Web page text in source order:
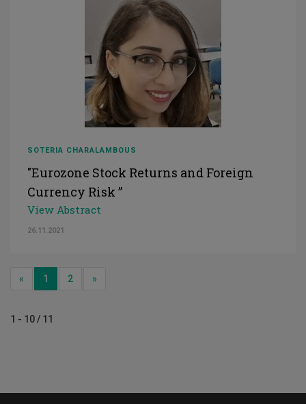
SOTERIA CHARALAMBOUS
"Eurozone Stock Returns and Foreign
Currency Risk ”
View Abstract
26.11.2021
« Previous
1 2 »
1 - 10 / 11